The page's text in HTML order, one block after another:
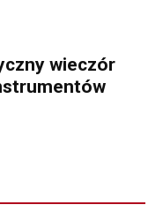
wieczór